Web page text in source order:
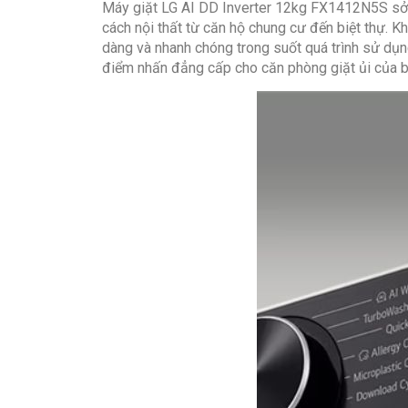
Máy giặt LG AI DD Inverter 12kg FX1412N5S
cách nội thất từ căn hộ chung cư đến biệt thự.
dàng và nhanh chóng trong suốt quá trình sử
điểm nhấn đẳng cấp cho căn phòng giặt ủi của